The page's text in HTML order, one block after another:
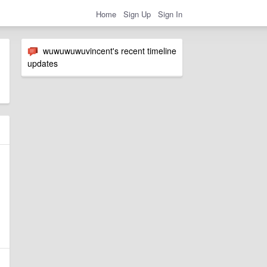
Home Sign Up Sign In
wuwuwuwuvincent's recent timeline
updates